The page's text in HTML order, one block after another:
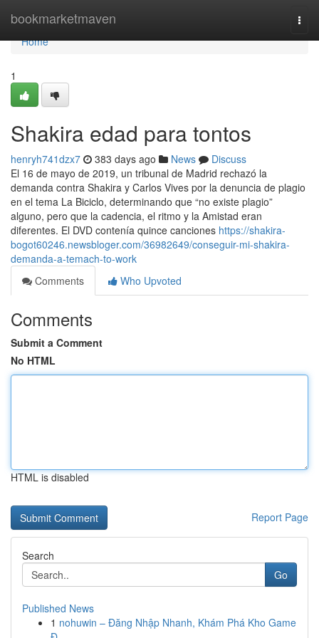
bookmarketmaven
Home
Home
1
Shakira edad para tontos
henryh741dzx7 383 days ago News
Discuss
El 16 de mayo de 2019, un tribunal de Madrid rechazó la
demanda contra Shakira y Carlos Vives por la denuncia de plagio
en el tema La Biciclo, determinando que “no existe plagio”
alguno, pero que la cadencia, el ritmo y la Amistad eran
diferentes. El DVD contenía quince canciones https://shakira-
bogot60246.newsbloger.com/36982649/conseguir-mi-shakira-
demanda-a-temach-to-work
Comments
Who Upvoted
Comments
Submit a Comment
No HTML
HTML is disabled
Report Page
Search
Go
Published News
1 nohuwin – Đăng Nhập Nhanh, Khám Phá Kho Game